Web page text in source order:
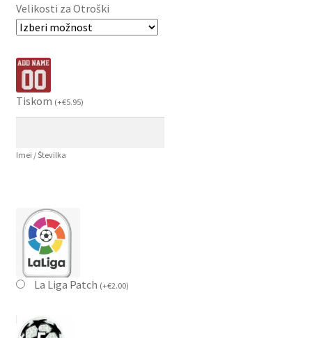
Velikosti za Otroški
Tiskom (+€5.95)
Imei / Številka
La Liga Patch (+€2.00)